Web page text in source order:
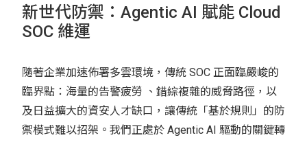
新世代防禦：Agentic AI 賦能 Cloud
SOC 維運
隨著企業加速佈署多雲環境，傳統 SOC 正面臨嚴峻的
臨界點：海量的告警疲勞 、錯綜複雜的威脅路徑，以
及日益擴大的資安人才缺口，讓傳統「基於規則」的防
禦模式難以招架。我們正處於 Agentic AI 驅動的關鍵轉